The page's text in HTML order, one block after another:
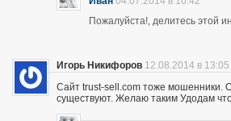
Пожалуйста!, делитесь этой
Игорь Никифоров 12.08.2014 в 13:05
Сайт trust-sell.com тоже мошенники.
существуют. Желаю таким Удодам